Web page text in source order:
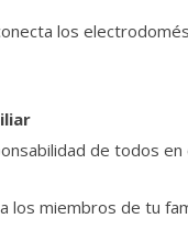
los
de todos en
los miembros de tu